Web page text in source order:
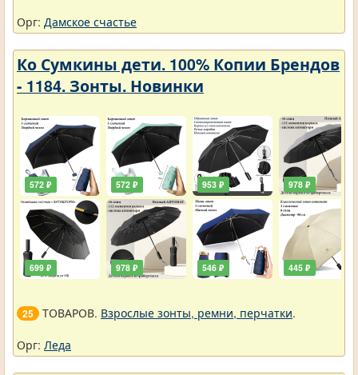
Орг: Дамское счастье
Ко Сумкины дети. 100% Копии Брендов
- 1184. Зонты. Новинки
572 ₽
699 ₽
572 ₽
978 ₽
953 ₽
546 ₽
978 ₽
445 ₽
25 ТОВАРОВ. Взрослые зонты, ремни, перчатки.
Орг: Леда